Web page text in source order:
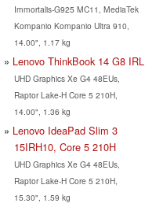
Immortalis-G925 MC11, MediaTek
Kompanio Kompanio Ultra 910,
14.00", 1.17 kg
Lenovo ThinkBook 14 G8 IRL
UHD Graphics Xe G4 48EUs,
Raptor Lake-H Core 5 210H,
14.00", 1.36 kg
Lenovo IdeaPad Slim 3
15IRH10, Core 5 210H
UHD Graphics Xe G4 48EUs,
Raptor Lake-H Core 5 210H,
15.30", 1.59 kg